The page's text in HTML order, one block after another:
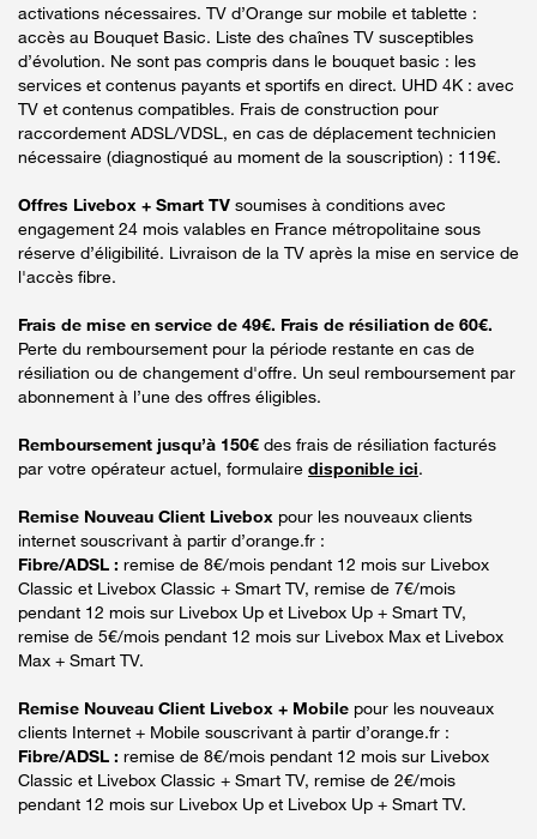
activations nécessaires. TV d’Orange sur mobile et tablette :
accès au Bouquet Basic. Liste des chaînes TV susceptibles
d’évolution. Ne sont pas compris dans le bouquet basic : les
services et contenus payants et sportifs en direct. UHD 4K : avec
TV et contenus compatibles. Frais de construction pour
raccordement ADSL/VDSL, en cas de déplacement technicien
nécessaire (diagnostiqué au moment de la souscription) : 119€.
Offres Livebox + Smart TV soumises à conditions avec
engagement 24 mois valables en France métropolitaine sous
réserve d’éligibilité. Livraison de la TV après la mise en service de
l'accès fibre.
Frais de mise en service de 49€. Frais de résiliation de 60€.
Perte du remboursement pour la période restante en cas de
résiliation ou de changement d'offre. Un seul remboursement par
abonnement à l’une des offres éligibles.
Remboursement jusqu’à 150€ des frais de résiliation facturés
par votre opérateur actuel, formulaire disponible ici.
Remise Nouveau Client Livebox pour les nouveaux clients
internet souscrivant à partir d’orange.fr :
Fibre/ADSL : remise de 8€/mois pendant 12 mois sur Livebox
Classic et Livebox Classic + Smart TV, remise de 7€/mois
pendant 12 mois sur Livebox Up et Livebox Up + Smart TV,
remise de 5€/mois pendant 12 mois sur Livebox Max et Livebox
Max + Smart TV.
Remise Nouveau Client Livebox + Mobile pour les nouveaux
clients Internet + Mobile souscrivant à partir d’orange.fr :
Fibre/ADSL : remise de 8€/mois pendant 12 mois sur Livebox
Classic et Livebox Classic + Smart TV, remise de 2€/mois
pendant 12 mois sur Livebox Up et Livebox Up + Smart TV.